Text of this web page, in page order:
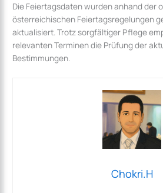
Die Feiertagsdaten wurden anhand der
österreichischen Feiertagsregelungen
aktualisiert. Trotz sorgfältiger Pflege
relevanten Terminen die Prüfung der
Bestimmungen.
Chokri.H